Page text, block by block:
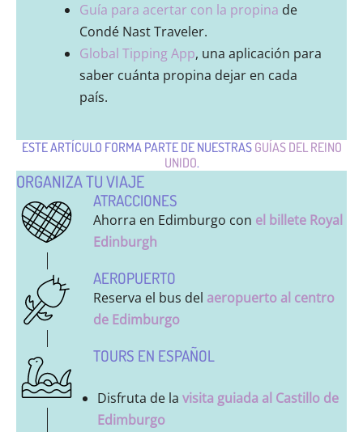
Guía para acertar con la propina de
Condé Nast Traveler.
Global Tipping App, una aplicación para
saber cuánta propina dejar en cada
país.
ESTE ARTÍCULO FORMA PARTE DE NUESTRAS GUÍAS DEL REINO
UNIDO.
ORGANIZA TU VIAJE
ATRACCIONES
Ahorra en Edimburgo con el billete Royal
Edinburgh
AEROPUERTO
Reserva el bus del aeropuerto al centro
de Edimburgo
TOURS EN ESPAÑOL
Disfruta de la visita guiada al Castillo de
Edimburgo